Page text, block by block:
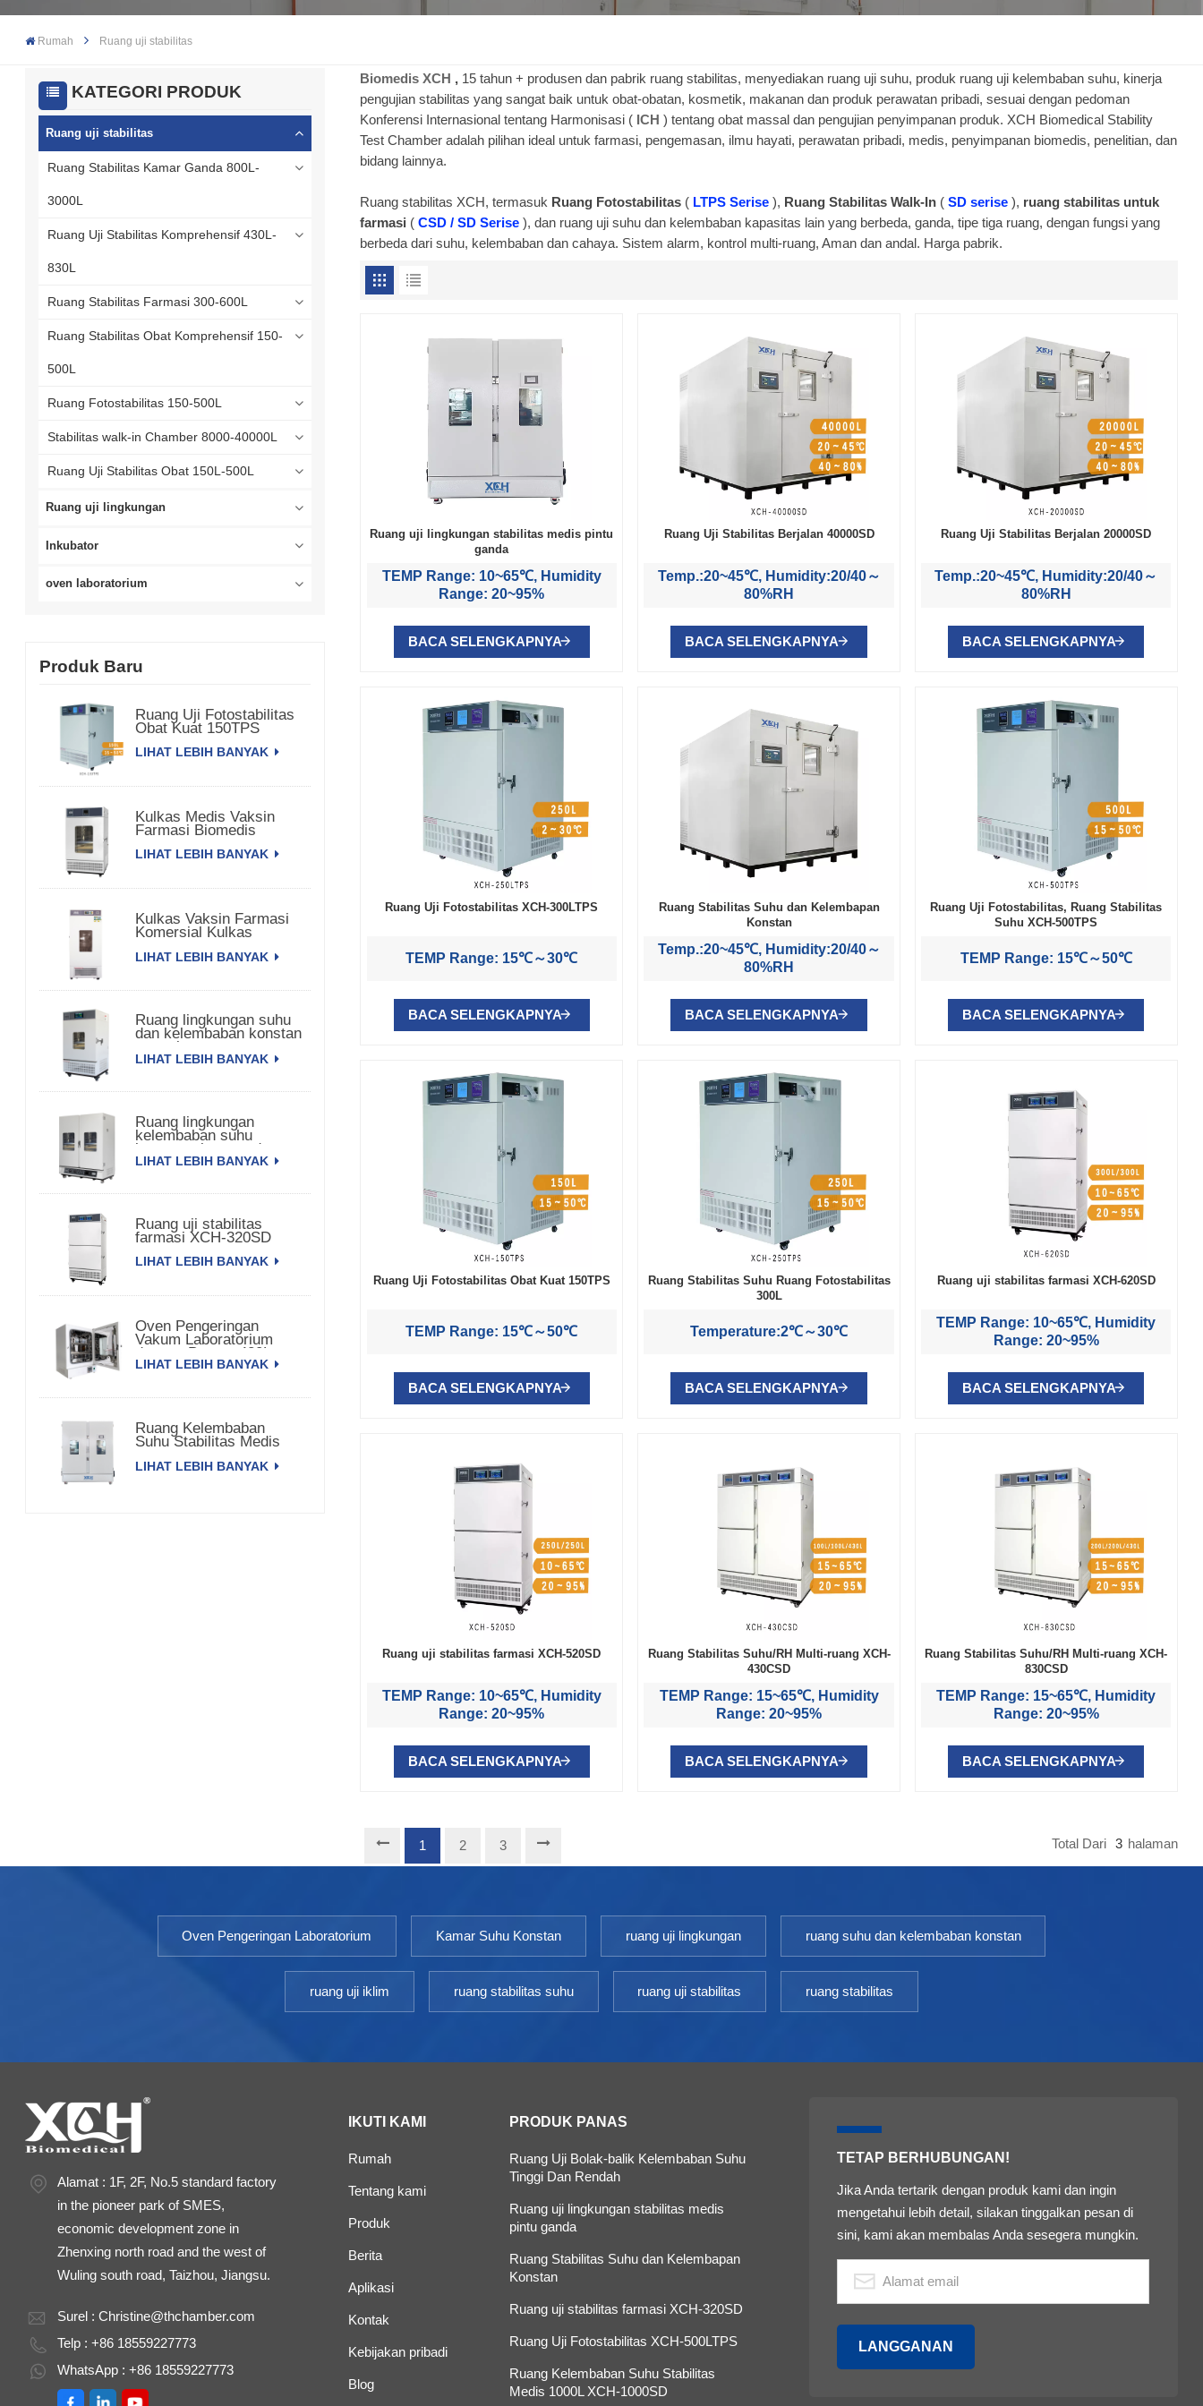
Melayu
Tiếng Việt
বাংলা
Rumah Ruang uji stabilitas
KATEGORI PRODUK
Ruang uji stabilitas
Ruang Stabilitas Kamar Ganda 800L-
3000L
Ruang Uji Stabilitas Komprehensif 430L-
830L
Ruang Stabilitas Farmasi 300-600L
Ruang Stabilitas Obat Komprehensif 150-
500L
Ruang Fotostabilitas 150-500L
Stabilitas walk-in Chamber 8000-40000L
Ruang Uji Stabilitas Obat 150L-500L
Ruang uji lingkungan
Inkubator
oven laboratorium
Produk Baru
Ruang Uji Fotostabilitas
Obat Kuat 150TPS
LIHAT LEBIH BANYAK
Kulkas Medis Vaksin
Farmasi Biomedis
LIHAT LEBIH BANYAK
Kulkas Vaksin Farmasi
Komersial Kulkas
LIHAT LEBIH BANYAK
Ruang lingkungan suhu
dan kelembaban konstan
satu pintu
LIHAT LEBIH BANYAK
Ruang lingkungan
kelembaban suhu
konstan pintu ganda
LIHAT LEBIH BANYAK
Ruang uji stabilitas
farmasi XCH-320SD
LIHAT LEBIH BANYAK
Oven Pengeringan
Vakum Laboratorium
dengan Pompa 420L
LIHAT LEBIH BANYAK
Ruang Kelembaban
Suhu Stabilitas Medis
LIHAT LEBIH BANYAK
Biomedis XCH , 15 tahun + produsen dan pabrik ruang stabilitas, menyediakan ruang uji suhu, produk ruang uji kelembaban suhu, kinerja
pengujian stabilitas yang sangat baik untuk obat-obatan, kosmetik, makanan dan produk perawatan pribadi, sesuai dengan pedoman
Konferensi Internasional tentang Harmonisasi ( ICH) tentang obat massal dan pengujian penyimpanan produk. XCH Biomedical Stability
Test Chamber adalah pilihan ideal untuk farmasi, pengemasan, ilmu hayati, perawatan pribadi, medis, penyimpanan biomedis, penelitian, dan
bidang lainnya.
Ruang stabilitas XCH, termasuk Ruang Fotostabilitas ( LTPS Serise), Ruang Stabilitas Walk-In (SD serise), ruang stabilitas untuk
farmasi (CSD / SD Serise), dan ruang uji suhu dan kelembaban kapasitas lain yang berbeda, ganda, tipe tiga ruang, dengan fungsi yang
berbeda dari suhu, kelembaban dan cahaya. Sistem alarm, kontrol multi-ruang, Aman dan andal. Harga pabrik.
Ruang uji lingkungan stabilitas medis pintu
ganda
TEMP Range: 10~65℃, Humidity
Range: 20~95%
BACA SELENGKAPNYA
Ruang Uji Stabilitas Berjalan 40000SD
Temp.:20~45℃, Humidity:20/40～
80%RH
BACA SELENGKAPNYA
Ruang Uji Stabilitas Berjalan 20000SD
Temp.:20~45℃, Humidity:20/40～
80%RH
BACA SELENGKAPNYA
Ruang Uji Fotostabilitas XCH-300LTPS
TEMP Range: 15℃～30℃
BACA SELENGKAPNYA
Ruang Stabilitas Suhu dan Kelembapan
Konstan
Temp.:20~45℃, Humidity:20/40～
80%RH
BACA SELENGKAPNYA
Ruang Uji Fotostabilitas, Ruang Stabilitas
Suhu XCH-500TPS
TEMP Range: 15℃～50℃
BACA SELENGKAPNYA
Ruang Uji Fotostabilitas Obat Kuat 150TPS
TEMP Range: 15℃～50℃
BACA SELENGKAPNYA
Ruang Stabilitas Suhu Ruang Fotostabilitas
300L
Temperature:2℃～30℃
BACA SELENGKAPNYA
Ruang uji stabilitas farmasi XCH-620SD
TEMP Range: 10~65℃, Humidity
Range: 20~95%
BACA SELENGKAPNYA
Ruang uji stabilitas farmasi XCH-520SD
TEMP Range: 10~65℃, Humidity
Range: 20~95%
BACA SELENGKAPNYA
Ruang Stabilitas Suhu/RH Multi-ruang XCH-
430CSD
TEMP Range: 15~65℃, Humidity
Range: 20~95%
BACA SELENGKAPNYA
Ruang Stabilitas Suhu/RH Multi-ruang XCH-
830CSD
TEMP Range: 15~65℃, Humidity
Range: 20~95%
BACA SELENGKAPNYA
1 2 3 Total Dari 3 Halaman
Oven Pengeringan Laboratorium Kamar Suhu Konstan ruang uji lingkungan ruang suhu dan kelembaban konstan
ruang uji iklim ruang stabilitas suhu ruang uji stabilitas ruang stabilitas
Alamat : 1F, 2F, No.5 standard factory
in the pioneer park of SMES,
economic development zone in
Zhenxing north road and the west of
Wuling south road, Taizhou, Jiangsu.
Surel :Christine@thchamber.com
Telp : +86 18559227773
WhatsApp : +86 18559227773
IKUTI KAMI
Rumah
Tentang kami
Produk
Berita
Aplikasi
Kontak
Kebijakan pribadi
Blog
PRODUK PANAS
Ruang Uji Bolak-balik Kelembaban Suhu
Tinggi Dan Rendah
Ruang uji lingkungan stabilitas medis
pintu ganda
Ruang Stabilitas Suhu dan Kelembapan
Konstan
Ruang uji stabilitas farmasi XCH-320SD
Ruang Uji Fotostabilitas XCH-500LTPS
Ruang Kelembaban Suhu Stabilitas
Medis 1000L XCH-1000SD
TETAP BERHUBUNGAN!
Jika Anda tertarik dengan produk kami dan ingin
mengetahui lebih detail, silakan tinggalkan pesan di
sini, kami akan membalas Anda sesegera mungkin.